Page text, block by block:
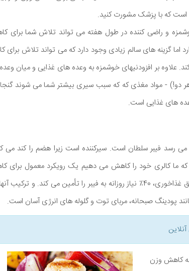
است که با پزشک مشورت کنید.
و راضی کننده در طول هفته می تواند تلاش شما برای
اما گزینه های سالم زیادی وجود دارد که می تواند تلاش
هر دو!) - مواد مغذی که که سبب سیری بیشتر شما می شوند
های غذایی است.
رسد فیبر سلطان است. سیرکننده است زیرا هضم را کند می
که ما کالری خود را کاهش می دهیم یک رویکرد معمول
وعده دانه چیا، تقریباً 2 قاشق غذاخوری، 40٪ نیاز روزانه به فیبر را
پودینگ صبحانه، مربای توت و گلوله های انرژی آسان است.
آنلاین
کاهش وزن